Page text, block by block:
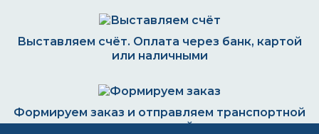
Выставляем счёт. Оплата через банк, картой
или наличными
Формируем заказ и отправляем транспортной
компанией